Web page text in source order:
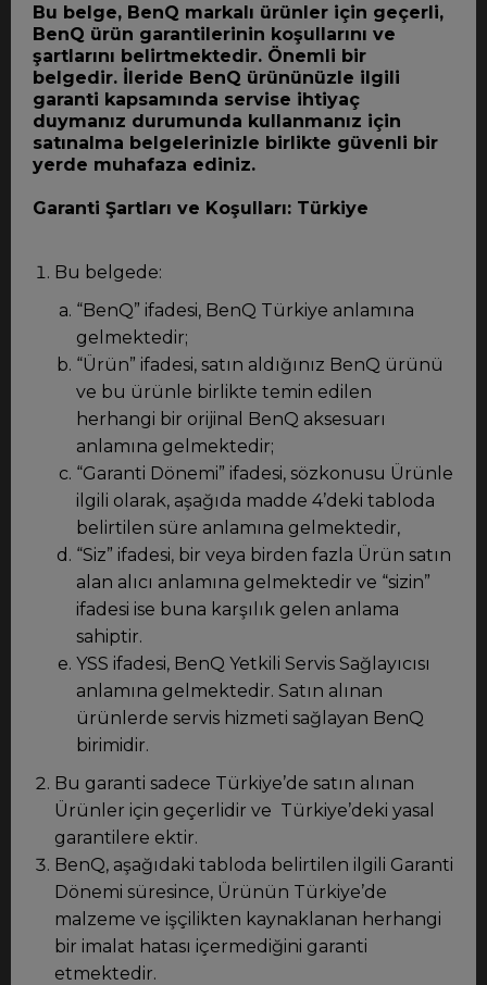
Bu belge, BenQ markalı ürünler için geçerli,
BenQ ürün garantilerinin koşullarını ve
şartlarını belirtmektedir. Önemli bir
belgedir. İleride BenQ ürününüzle ilgili
garanti kapsamında servise ihtiyaç
duymanız durumunda kullanmanız için
satınalma belgelerinizle birlikte güvenli bir
yerde muhafaza ediniz.
Garanti Şartları ve Koşulları: Türkiye
Bu belgede:
“BenQ” ifadesi, BenQ Türkiye anlamına
gelmektedir;
“Ürün” ifadesi, satın aldığınız BenQ ürünü
ve bu ürünle birlikte temin edilen
herhangi bir orijinal BenQ aksesuarı
anlamına gelmektedir;
“Garanti Dönemi” ifadesi, sözkonusu Ürünle
ilgili olarak, aşağıda madde 4’deki tabloda
belirtilen süre anlamına gelmektedir,
“Siz” ifadesi, bir veya birden fazla Ürün satın
alan alıcı anlamına gelmektedir ve “sizin”
ifadesi ise buna karşılık gelen anlama
sahiptir.
YSS ifadesi, BenQ Yetkili Servis Sağlayıcısı
anlamına gelmektedir. Satın alınan
ürünlerde servis hizmeti sağlayan BenQ
birimidir.
Bu garanti sadece Türkiye’de satın alınan
Ürünler için geçerlidir ve Türkiye’deki yasal
garantilere ektir.
BenQ, aşağıdaki tabloda belirtilen ilgili Garanti
Dönemi süresince, Ürünün Türkiye’de
malzeme ve işçilikten kaynaklanan herhangi
bir imalat hatası içermediğini garanti
etmektedir.